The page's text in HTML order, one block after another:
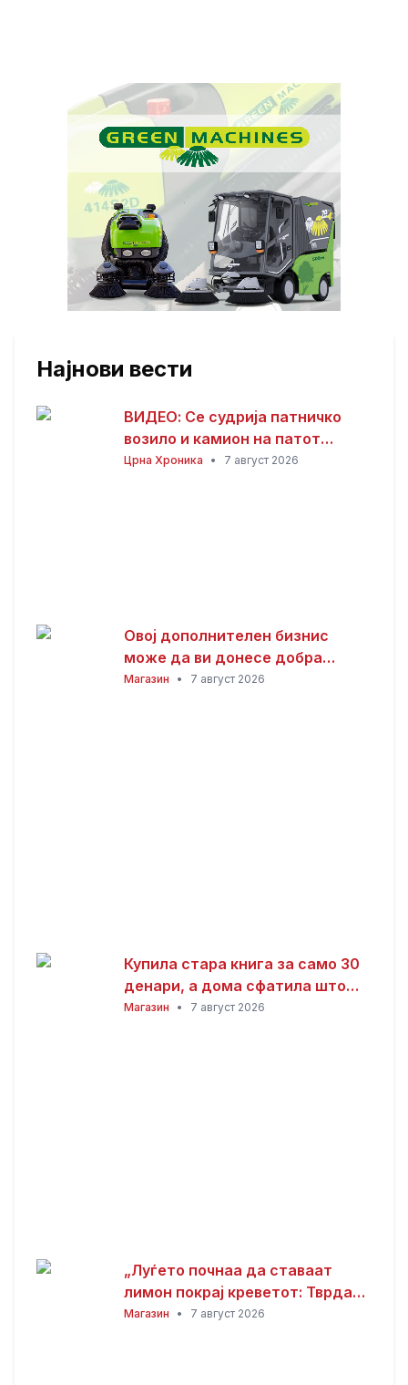
Најнови вести
ВИДЕО: Се судрија патничко
возило и камион на патот
Гостивар – Страж
Црна Хроника • 7 август 2026
Овој дополнителен бизнис
може да ви донесе добра
заработка од дома: Не ви треба
Магазин • 7 август 2026
Купила стара книга за само 30
денари, а дома сфатила што
всушност пронашла: „Како да
Магазин • 7 август 2026
„Луѓето почнаа да ставаат
лимон покрај креветот: Тврдат
дека решава еден голем
Магазин • 7 август 2026